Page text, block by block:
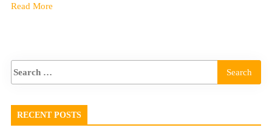
Read More
RECENT POSTS